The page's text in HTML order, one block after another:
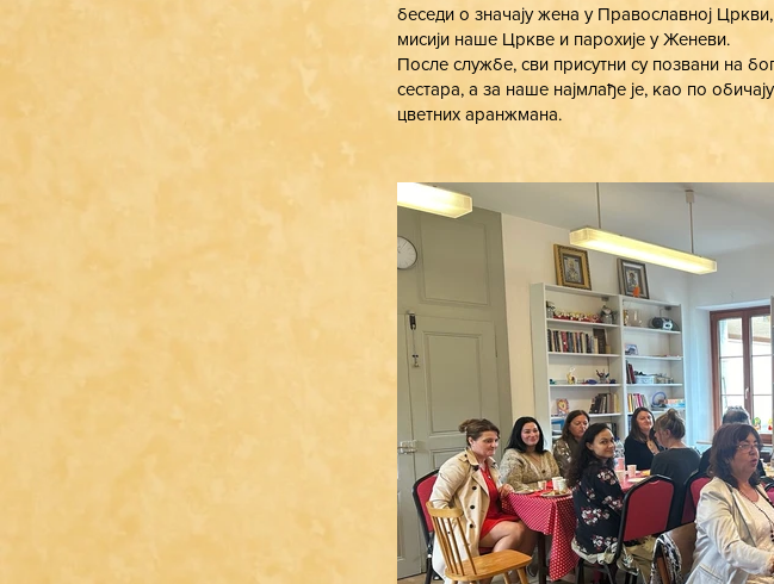
беседи о значају жена у Православној
мисији наше Цркве и парохије у Женеви.
После службе, сви присутни су позвани на
сестара, а за наше најмлађе је, као по
цветних аранжмана.